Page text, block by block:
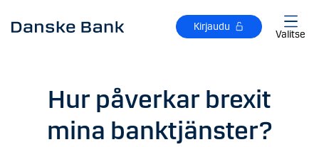
Kirjaudu
Valitse
Hur påverkar brexit
mina banktjänster?